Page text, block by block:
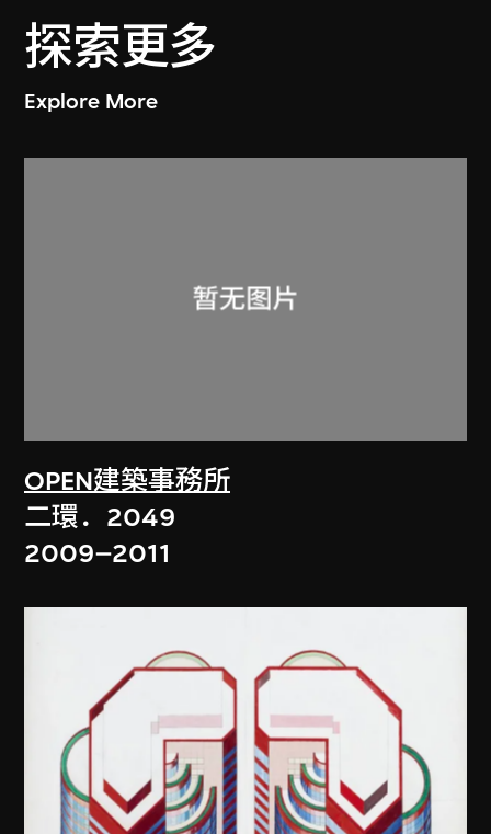
探索更多
Explore More
OPEN建築事務所
二環．2049
2009–2011